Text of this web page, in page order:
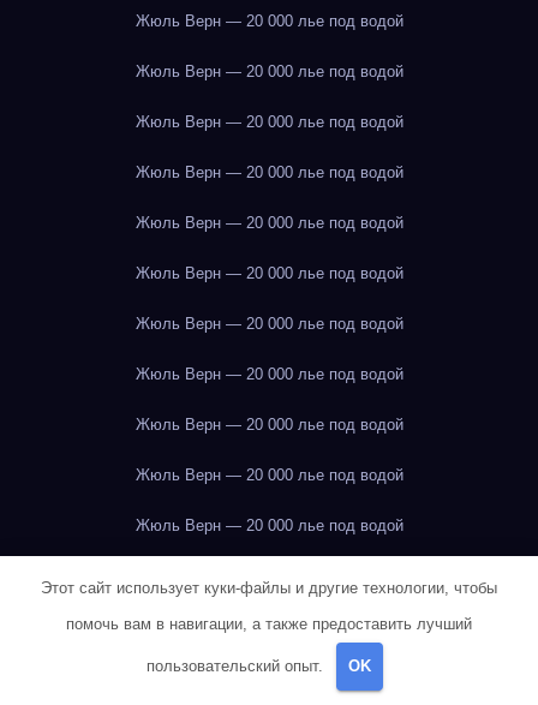
Жюль Верн — 20 000 лье под водой
Жюль Верн — 20 000 лье под водой
Жюль Верн — 20 000 лье под водой
Жюль Верн — 20 000 лье под водой
Жюль Верн — 20 000 лье под водой
Жюль Верн — 20 000 лье под водой
Жюль Верн — 20 000 лье под водой
Жюль Верн — 20 000 лье под водой
Жюль Верн — 20 000 лье под водой
Жюль Верн — 20 000 лье под водой
Жюль Верн — 20 000 лье под водой
Жюль Верн — 20 000 лье под водой
Жюль Верн — 20 000 лье под водой
Этот сайт использует куки-файлы и другие технологии, чтобы
помочь вам в навигации, а также предоставить лучший
пользовательский опыт. OK